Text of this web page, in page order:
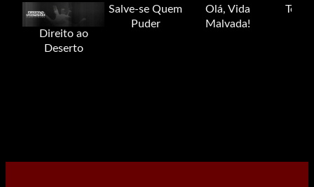
Direito ao
Deserto
Salve-se Quem
Puder
Olá, Vida
Malvada!
Tour